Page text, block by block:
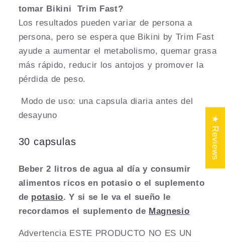
tomar Bikini Trim Fast?
Los resultados pueden variar de persona a
persona, pero se espera que Bikini by Trim Fast
ayude a aumentar el metabolismo, quemar grasa
más rápido, reducir los antojos y promover la
pérdida de peso.
Modo de uso: una capsula diaria antes del
desayuno
30 capsulas
Beber 2 litros de agua al día y consumir
alimentos ricos en potasio o el suplemento
de potasio. Y si se le va el sueño le
recordamos el suplemento de Magnesio
Advertencia ESTE PRODUCTO NO ES UN
★ Reviews